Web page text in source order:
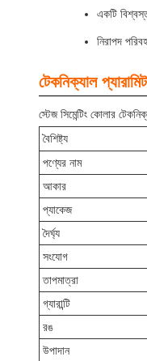
একটি
নিরাপদ
টেকনিক্যাল
স্টেজ সিমেন্টিং কোলার
বৈশিষ্ট্য
পণ্যের নাম
আকার
প্যাকেজ
দৈর্ঘ্য
সংযোগ
তাপমাত্রা
গ্যারান্টি
রঙ
উপাদান